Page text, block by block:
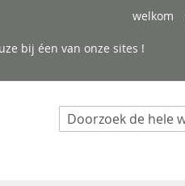
welkom
bij éen van onze sites !
Search